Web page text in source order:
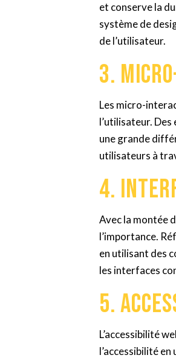
et conserve la
système de
de l’utilisateur.
3.
Les micro-
l’utilisateur.
une grande
utilisateurs à
4.
Avec la montée
l’importance.
en utilisant des
les interfaces
5.
L’accessibilité
l’accessibilité